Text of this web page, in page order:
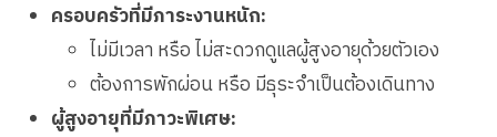
ครอบครัวที่มีภาระงานหนัก:
ไม่มีเวลา หรือ ไม่สะดวกดูแลผู้สูงอายุด้วยตัวเอง
ต้องการพักผ่อน หรือ มีธุระจำเป็นต้องเดินทาง
ผู้สูงอายุที่มีภาวะพิเศษ: